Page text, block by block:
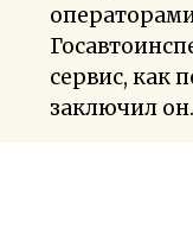
сервис, как
заключил он.